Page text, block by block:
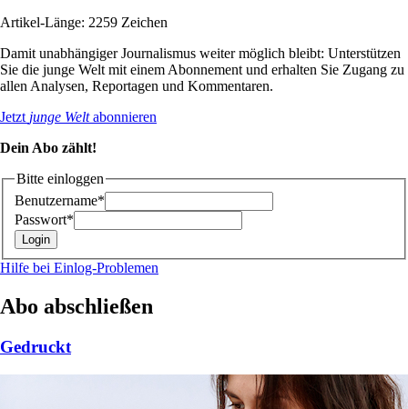
Artikel-Länge: 2259 Zeichen
Damit unabhängiger Journalismus weiter möglich bleibt: Unterstützen
Sie die junge Welt mit einem Abonnement und erhalten Sie Zugang zu
allen Analysen, Reportagen und Kommentaren.
Jetzt junge Weltabonnieren
Dein Abo zählt!
Bitte einloggen
Benutzername*
Passwort*
Hilfe bei Einlog-Problemen
Abo abschließen
Gedruckt